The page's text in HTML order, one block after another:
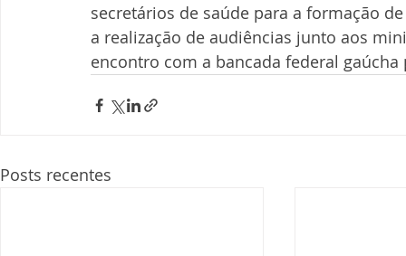
secretários de saúde para a formação
a realização de audiências junto aos
encontro com a bancada federal
Posts recentes